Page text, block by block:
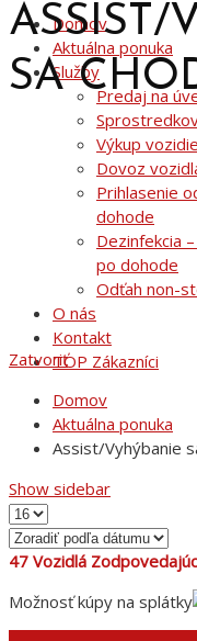
Domov
Aktuálna ponuka
Služby
Predaj na
Výkup
Dovoz
Prihlasenie
dohode
Dezinfekcia
po dohode
Odťah non-
O nás
Kontakt
TOP Zákazníci
ASSIST/
SA
Zatvoriť
Domov
Aktuálna ponuka
Assist/Vyhýbanie
Show sidebar
47 Vozidlá
Možnosť kúpy na splátky